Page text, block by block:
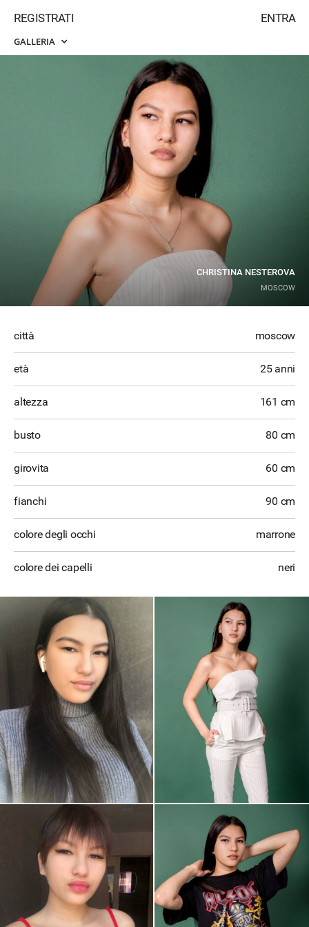
ENTRA
REGISTRATI
GALLERIA
CHRISTINA NESTEROVA
MOSCOW
città moscow
età 25 anni
altezza 161 cm
busto 80 cm
girovita 60 cm
fianchi 90 cm
colore degli occhi marrone
colore dei capelli neri